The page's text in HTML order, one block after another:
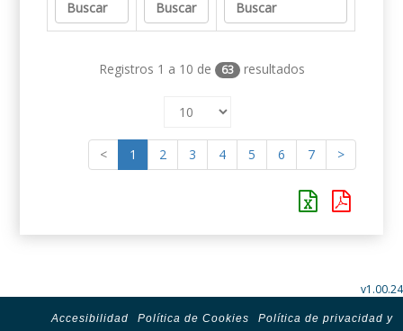
Registros 1 a 10 de 63 resultados
< 1 2 3 4 5 6 7 >
v1.00.24
Accesibilidad Política de Cookies
Política de privacidad y